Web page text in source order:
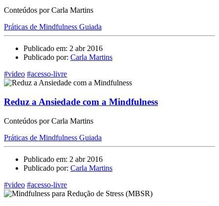
Conteúdos por Carla Martins
Práticas de Mindfulness Guiada
Publicado em: 2 abr 2016
Publicado por: Carla Martins
#video #acesso-livre
Reduz a Ansiedade com a Mindfulness
Conteúdos por Carla Martins
Práticas de Mindfulness Guiada
Publicado em: 2 abr 2016
Publicado por: Carla Martins
#video #acesso-livre